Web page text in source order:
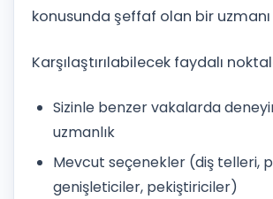
konusunda şeffaf olan bir
Karşılaştırılabilecek faydalı
Sizinle benzer vakalarda
uzmanlık
Mevcut seçenekler (diş telleri,
genişleticiler, pekiştiriciler)